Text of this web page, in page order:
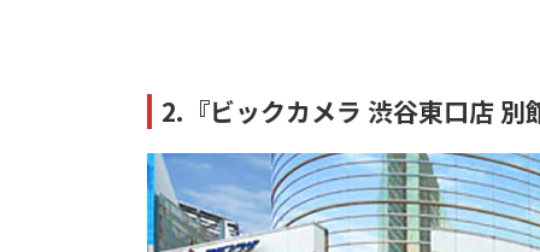
2.『ビックカメラ 渋谷東口店 別